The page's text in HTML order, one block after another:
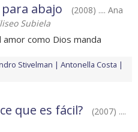
abajo
(2008) .... Ana
Subiela
amor como Dios manda
Stivelman
Antonella Costa
que es fácil?
(2007) ....